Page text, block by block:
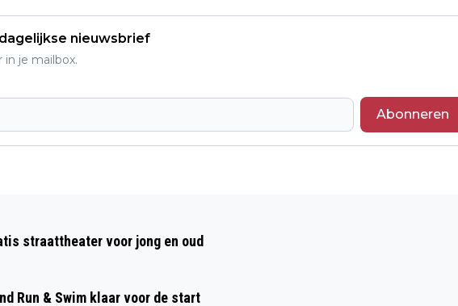
nieuwsbrief
je mailbox.
Abonneren
- BIJSTOX
ROERMOND
straattheater voor jong en oud
Run & Swim klaar voor de start